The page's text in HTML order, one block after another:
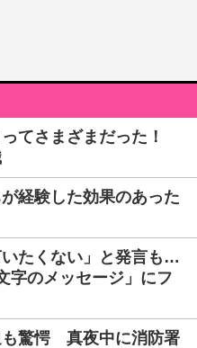
てさまざまだった！
経験した効果のあった
いたくない」と発言も…
字のメッセージ」にフ
も驚愕 真夜中に消防署